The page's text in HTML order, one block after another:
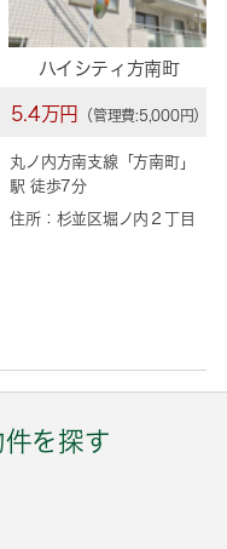
ハイシティ方南町
5.4万円 （管理費:5,000円）
丸ノ内方南支線「方南町」
駅 徒歩7分
住所：杉並区堀ノ内２丁目
を探す